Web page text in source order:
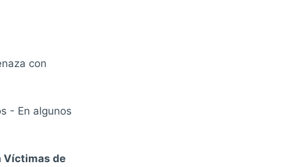
con
- En algunos
Víctimas de